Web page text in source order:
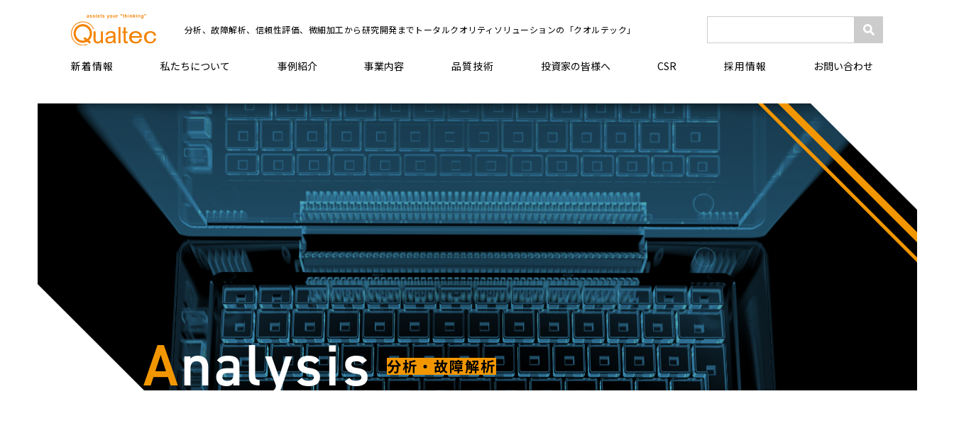
分析、故障解析、信頼性評価、微細加工から研究開発までトータルクオリティソリューションの「クオルテック」
検
新着情報 私たちについて 事例紹介 事業内容 品質技術 投資家の皆様へ CSR 採用情報 お問い合わせ
分析・故障解析
Analysis